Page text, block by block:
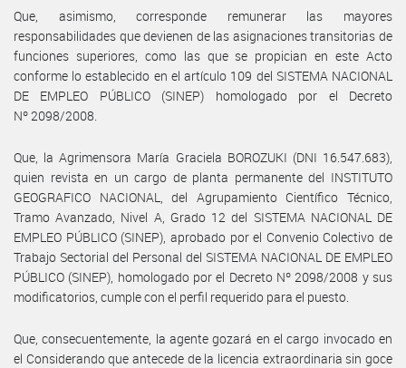
Que, asimismo, corresponde remunerar las mayores
responsabilidades que devienen de las asignaciones transitorias de
funciones superiores, como las que se propician en este Acto
conforme lo establecido en el artículo 109 del SISTEMA NACIONAL
DE EMPLEO PÚBLICO (SINEP) homologado por el Decreto
Nº 2098/2008.
Que, la Agrimensora María Graciela BOROZUKI (DNI 16.547.683),
quien revista en un cargo de planta permanente del INSTITUTO
GEOGRAFICO NACIONAL, del Agrupamiento Científico Técnico,
Tramo Avanzado, Nivel A, Grado 12 del SISTEMA NACIONAL DE
EMPLEO PÚBLICO (SINEP), aprobado por el Convenio Colectivo de
Trabajo Sectorial del Personal del SISTEMA NACIONAL DE EMPLEO
PÚBLICO (SINEP), homologado por el Decreto Nº 2098/2008 y sus
modificatorios, cumple con el perfil requerido para el puesto.
Que, consecuentemente, la agente gozará en el cargo invocado en
el Considerando que antecede de la licencia extraordinaria sin goce